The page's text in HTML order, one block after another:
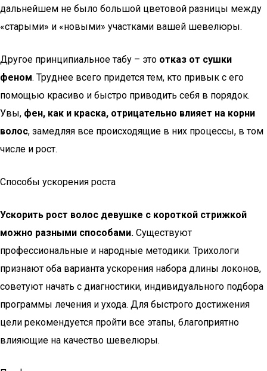
дальнейшем не было большой цветовой разницы между
«старыми» и «новыми» участками вашей шевелюры.
Другое принципиальное табу – это отказ от сушки
феном. Труднее всего придется тем, кто привык с его
помощью красиво и быстро приводить себя в порядок.
Увы, фен, как и краска, отрицательно влияет на корни
волос, замедляя все происходящие в них процессы, в том
числе и рост.
Способы ускорения роста
Ускорить рост волос девушке с короткой стрижкой
можно разными способами. Существуют
профессиональные и народные методики. Трихологи
признают оба варианта ускорения набора длины локонов,
советуют начать с диагностики, индивидуального подбора
программы лечения и ухода. Для быстрого достижения
цели рекомендуется пройти все этапы, благоприятно
влияющие на качество шевелюры.